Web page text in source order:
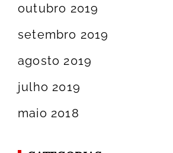
outubro 2019
setembro 2019
agosto 2019
julho 2019
maio 2018